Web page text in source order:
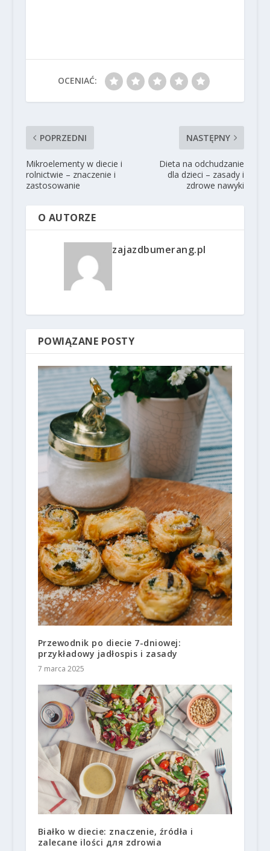
OCENIAĆ:
POPRZEDNI
Mikroelementy w diecie i
rolnictwie – znaczenie i
zastosowanie
NASTĘPNY
Dieta na odchudzanie
dla dzieci – zasady i
zdrowe nawyki
O AUTORZE
zajazdbumerang.pl
POWIĄZANE POSTY
Przewodnik po diecie 7-dniowej:
przykładowy jadłospis i zasady
7 marca 2025
Białko w diecie: znaczenie, źródła i
zalecane ilości для zdrowia